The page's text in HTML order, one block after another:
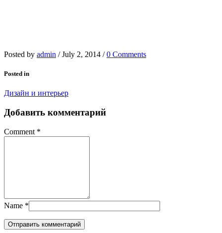
Posted by admin / July 2, 2014 / 0 Comments
Posted in
Дизайн и интерьер
Добавить комментарий
Comment *
Name *